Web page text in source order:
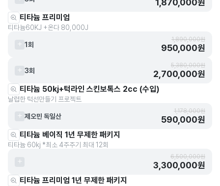
1,870,000원
티타늄 프리미엄
티타늄60KJ +온다 80,000J
1회
1,890,000원
950,000원
3회
5,380,000원
2,700,000원
티타늄 50kj+턱라인 스킨보톡스 2cc (수입)
날렵한 턱선만들기 프로젝트
제오민 독일산
1,178,000원
590,000원
티타늄 베이직 1년 무제한 패키지
티타늄 60kj *최소 4주주기 최대 12회
6,500,000원
3,300,000원
티타늄 프리미엄 1년 무제한 패키지